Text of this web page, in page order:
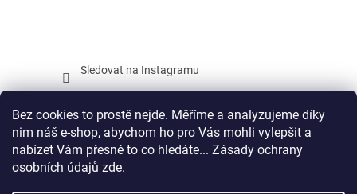
Bez cookies to prostě nejde. Měříme a analyzujeme díky
nim náš e-shop, abychom ho pro Vás mohli vylepšit a
nabízet Vám přesně to co hledáte... Zásady ochrany
osobních údajů zde.
Sledovat na Instagramu
Facebook